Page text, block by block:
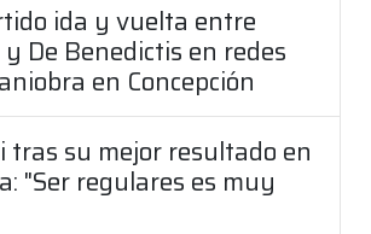
ida y vuelta entre
De Benedictis en redes
en Concepción
tras su mejor resultado en
"Ser regulares es muy